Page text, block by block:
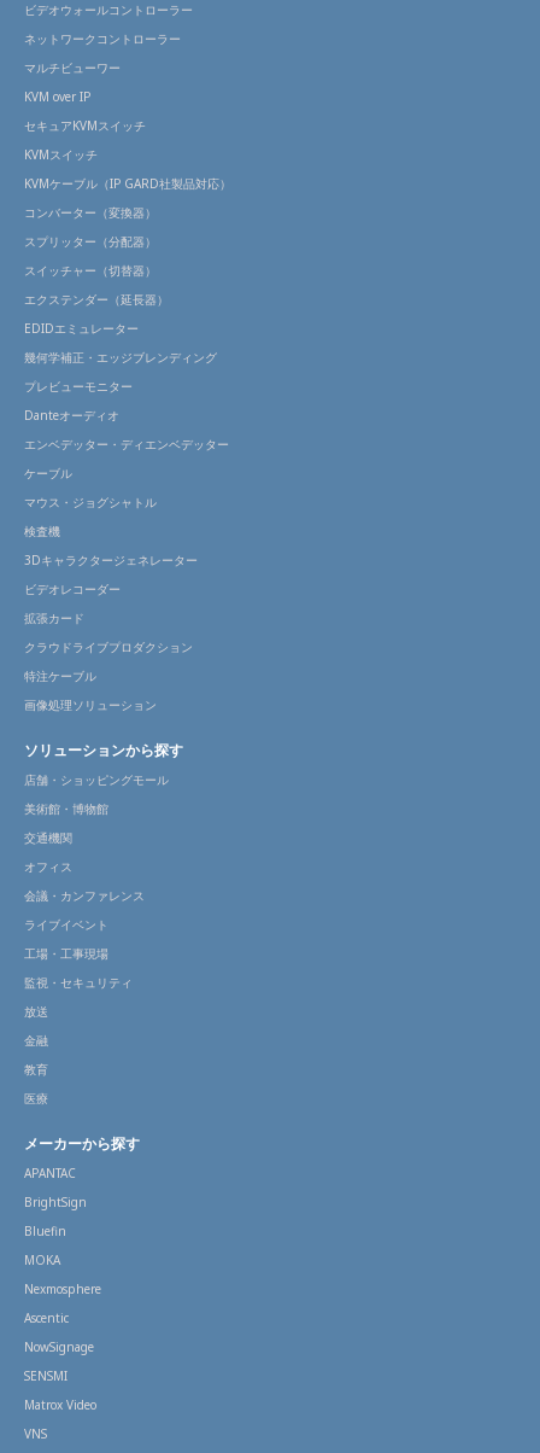
ビデオウォールコントローラー
ネットワークコントローラー
マルチビューワー
KVM over IP
セキュアKVMスイッチ
KVMスイッチ
KVMケーブル（IP GARD社製品対応）
コンバーター（変換器）
スプリッター（分配器）
スイッチャー（切替器）
エクステンダー（延長器）
EDIDエミュレーター
幾何学補正・エッジブレンディング
プレビューモニター
Danteオーディオ
エンベデッター・ディエンベデッター
ケーブル
マウス・ジョグシャトル
検査機
3Dキャラクタージェネレーター
ビデオレコーダー
拡張カード
クラウドライブプロダクション
特注ケーブル
画像処理ソリューション
ソリューションから探す
店舗・ショッピングモール
美術館・博物館
交通機関
オフィス
会議・カンファレンス
ライブイベント
工場・工事現場
監視・セキュリティ
放送
金融
教育
医療
メーカーから探す
APANTAC
BrightSign
Bluefin
MOKA
Nexmosphere
Ascentic
NowSignage
SENSMI
Matrox Video
VNS